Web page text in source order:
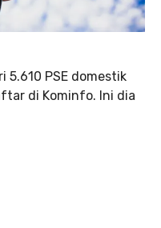
5.610 PSE domestik
di Kominfo. Ini dia